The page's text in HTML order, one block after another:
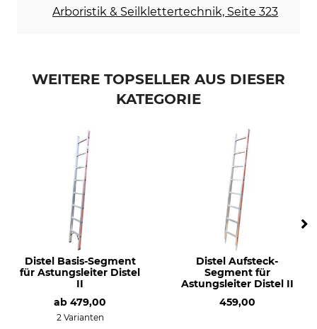
Arboristik & Seilklettertechnik, Seite 323
WEITERE TOPSELLER AUS DIESER
KATEGORIE
Distel Basis-Segment
für Astungsleiter Distel
II
ab 479,00
2 Varianten
Distel Aufsteck-
Segment für
Astungsleiter Distel II
459,00